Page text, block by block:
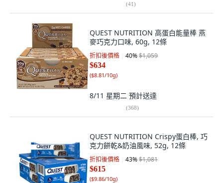
(41)
QUEST NUTRITION 高蛋白能量棒 燕
麥巧克力口味, 60g, 12條
折扣後價格 40%$1,059
$634
($8.81/10g)
8/11 星期二 預計送達
(368)
QUEST NUTRITION Crispy蛋白棒, 巧
克力餅乾&奶油風味, 52g, 12條
折扣後價格 43%$1,081
$615
($9.86/10g)